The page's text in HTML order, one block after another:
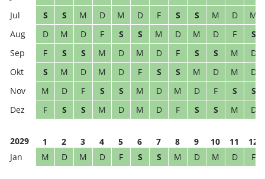
S
S M D M D F S S M D
M
D
M D F S S M D M D F
S
F
S S M D M D F S S M
D
S
M D M D F S S M D M
D
M
D F S S M D M D F S
S
F
S S M D M D F S S M D
2029 1 2 3 4 5 6 7 8 9 10 11
12
M
D M D F S S M D M D F